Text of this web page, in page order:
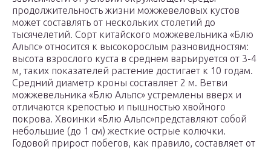
продолжительность жизни можжевеловых кустов
может составлять от нескольких столетий до
тысячелетий. Сорт китайского можжевельника «Блю
Альпс» относится к высокорослым разновидностям:
высота взрослого куста в среднем варьируется от 3-4
м, таких показателей растение достигает к 10 годам.
Средний диаметр кроны составляет 2 м. Ветви
можжевельника «Блю Альпс» устремлены вверх и
отличаются крепостью и пышностью хвойного
покрова. Хвоинки «Блю Альпс»представляют собой
небольшие (до 1 см) жесткие острые колючки.
Годовой прирост побегов, как правило, составляет от